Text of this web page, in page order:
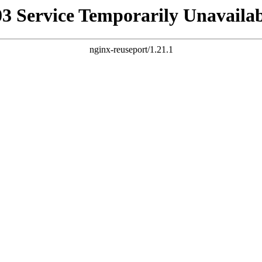
Service Temporarily
nginx-reuseport/1.21.1